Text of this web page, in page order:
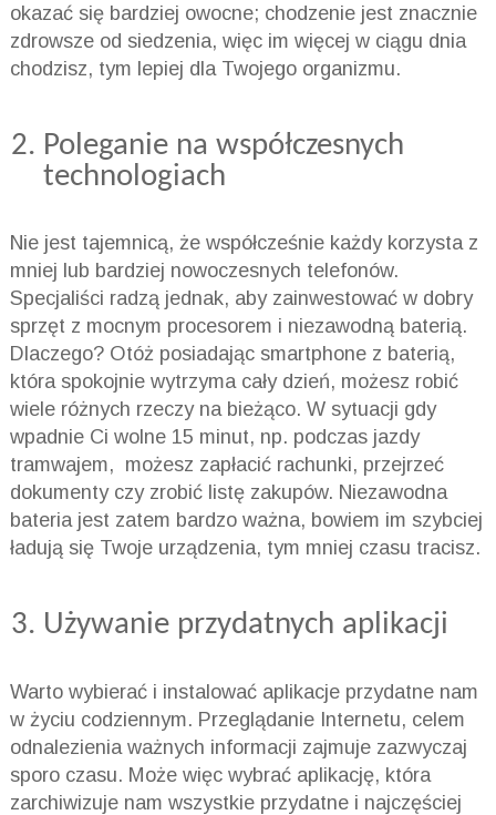
okazać się bardziej owocne; chodzenie jest znacznie
zdrowsze od siedzenia, więc im więcej w ciągu dnia
chodzisz, tym lepiej dla Twojego organizmu.
Poleganie na współczesnych
technologiach
Nie jest tajemnicą, że współcześnie każdy korzysta z
mniej lub bardziej nowoczesnych telefonów.
Specjaliści radzą jednak, aby zainwestować w dobry
sprzęt z mocnym procesorem i niezawodną baterią.
Dlaczego? Otóż posiadając smartphone z baterią,
która spokojnie wytrzyma cały dzień, możesz robić
wiele różnych rzeczy na bieżąco. W sytuacji gdy
wpadnie Ci wolne 15 minut, np. podczas jazdy
tramwajem, możesz zapłacić rachunki, przejrzeć
dokumenty czy zrobić listę zakupów. Niezawodna
bateria jest zatem bardzo ważna, bowiem im szybciej
ładują się Twoje urządzenia, tym mniej czasu tracisz.
Używanie przydatnych aplikacji
Warto wybierać i instalować aplikacje przydatne nam
w życiu codziennym. Przeglądanie Internetu, celem
odnalezienia ważnych informacji zajmuje zazwyczaj
sporo czasu. Może więc wybrać aplikację, która
zarchiwizuje nam wszystkie przydatne i najczęściej